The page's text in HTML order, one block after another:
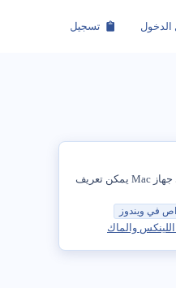
تسجيل
يمكن استخدام ميزة Disk Utility في نظام Mac لتنسيق محركات أقراص التخزين الخارجية. يمكنك العثور أدناه على خطوات تهيئة محرك أقراص USB على جهاز Mac. تهيئة محرك USB على جهاز Mac يمكن تعريف
في ويندوز
والماك